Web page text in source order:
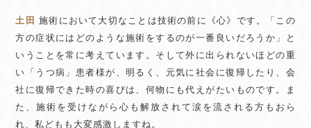
土田 施術において大切なことは技術の前に《心》です。「この
方の症状にはどのような施術をするのが一番良いだろうか」と
いうことを常に考えています。そして外に出られないほどの重
い「うつ病」患者様が、明るく、元気に社会に復帰したり、会
社に復帰できた時の喜びは、何物にも代えがたいものです。ま
た、施術を受けながら心も解放されて涙を流される方もおら
れ、私どもも大変感激しますね。